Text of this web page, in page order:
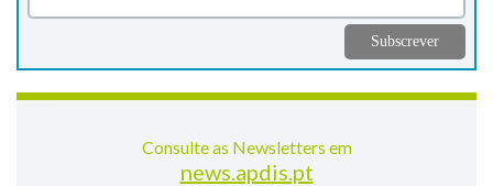
Consulte as Newsletters em
news.apdis.pt